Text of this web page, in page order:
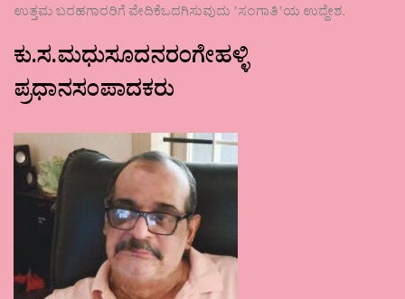
ಉತ್ತಮ ಬರಹಗಾರರಿಗೆ ವೇದಿಕೆಒದಗಿಸುವುದು ʼಸಂಗಾತಿʼಯ ಉದ್ದೇಶ.
ಕು.ಸ.ಮಧುಸೂದನರಂಗೇಹಳ್ಳಿ
ಪ್ರಧಾನಸಂಪಾದಕರು